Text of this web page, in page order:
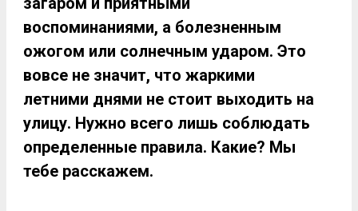
воспоминаниями, а болезненным
ожогом или солнечным ударом. Это
вовсе не значит, что жаркими
летними днями не стоит выходить на
улицу. Нужно всего лишь соблюдать
определенные правила. Какие? Мы
тебе расскажем.